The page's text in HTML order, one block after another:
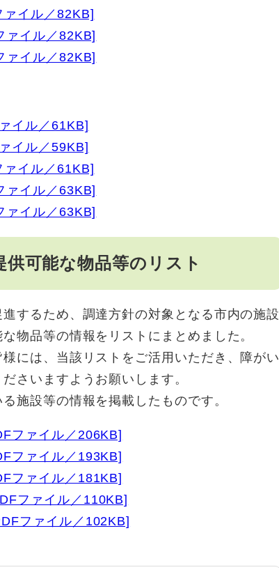
イル／82KB]
ァイル／82KB]
ァイル／82KB]
イル／61KB]
イル／59KB]
イル／61KB]
ァイル／63KB]
ァイル／63KB]
可能な物品等のリスト
するため、調達方針の対象となる市内の施設
物品等の情報をリストにまとめました。
には、当該リストをご活用いただき、障がい
さいますようお願いします。
施設等の情報を掲載したものです。
ファイル／206KB]
ファイル／193KB]
ファイル／181KB]
ファイル／110KB]
ファイル／102KB]